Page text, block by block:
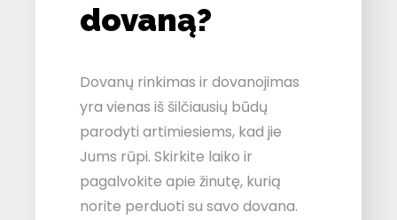
dovaną?
Dovanų rinkimas ir dovanojimas
yra vienas iš šilčiausių būdų
parodyti artimiesiems, kad jie
Jums rūpi. Skirkite laiko ir
pagalvokite apie žinutę, kurią
norite perduoti su savo dovana.